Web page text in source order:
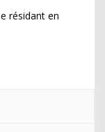
résidant en